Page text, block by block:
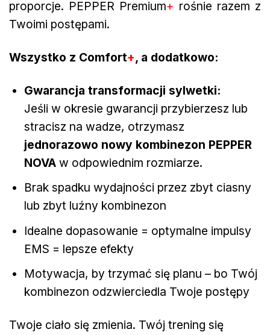
proporcje. PEPPER Premium+ rośnie razem z
Twoimi postępami.
Wszystko z Comfort+, a dodatkowo:
Gwarancja transformacji sylwetki:
Jeśli w okresie gwarancji przybierzesz lub
stracisz na wadze, otrzymasz
jednorazowo nowy kombinezon PEPPER
NOVAw odpowiednim rozmiarze.
Brak spadku wydajności przez zbyt ciasny
lub zbyt luźny kombinezon
Idealne dopasowanie = optymalne impulsy
EMS = lepsze efekty
Motywacja, by trzymać się planu – bo Twój
kombinezon odzwierciedla Twoje postępy
Twoje ciało się zmienia. Twój trening się